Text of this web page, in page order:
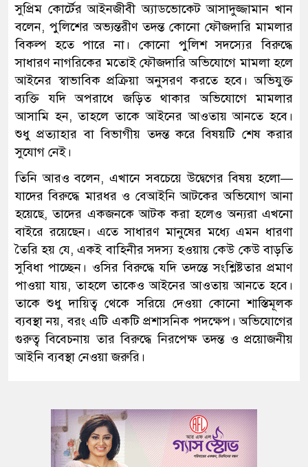
সুপ্রিম কোর্টের আইনজীবী অ্যাডভোকেট আসাদুজ্জামান খান
বলেন, পুলিশের অভ্যন্তরীণ তদন্ত কোনো ফৌজদারি মামলার
বিকল্প হতে পারে না। কোনো পুলিশ সদস্যের বিরুদ্ধে
সাধারণ নাগরিকের মতোই ফৌজদারি অভিযোগে মামলা হলে
আইনের স্বাভাবিক প্রক্রিয়া অনুসরণ করতে হবে। অভিযুক্ত
ব্যক্তি যদি অপরাধে জড়িত থাকার অভিযোগে মামলার
আসামি হন, তাহলে তাকে আইনের আওতায় আনতে হবে।
শুধু প্রত্যাহার বা বিভাগীয় তদন্ত করে বিষয়টি শেষ করার
সুযোগ নেই।
তিনি আরও বলেন, এখানে সবচেয়ে উদ্বেগের বিষয় হলো—
যাদের বিরুদ্ধে মারধর ও বেআইনি আটকের অভিযোগ আনা
হয়েছে, তাদের একজনকে আটক করা হলেও অন্যরা এখনো
বাইরে রয়েছেন। এতে সাধারণ মানুষের মধ্যে এমন ধারণা
তৈরি হয় যে, একই বাহিনীর সদস্য হওয়ায় কেউ কেউ বাড়তি
সুবিধা পাচ্ছেন। ওসির বিরুদ্ধে যদি তদন্তে সংশ্লিষ্টতার প্রমাণ
পাওয়া যায়, তাহলে তাকেও আইনের আওতায় আনতে হবে।
তাকে শুধু দায়িত্ব থেকে সরিয়ে দেওয়া কোনো শাস্তিমূলক
ব্যবস্থা নয়, বরং এটি একটি প্রশাসনিক পদক্ষেপ। অভিযোগের
গুরুত্ব বিবেচনায় তার বিরুদ্ধে নিরপেক্ষ তদন্ত ও প্রয়োজনীয়
আইনি ব্যবস্থা নেওয়া জরুরি।